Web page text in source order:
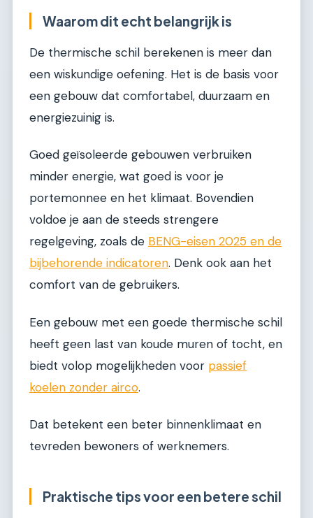
Waarom dit echt belangrijk is
De thermische schil berekenen is meer dan
een wiskundige oefening. Het is de basis voor
een gebouw dat comfortabel, duurzaam en
energiezuinig is.
Goed geïsoleerde gebouwen verbruiken
minder energie, wat goed is voor je
portemonnee en het klimaat. Bovendien
voldoe je aan de steeds strengere
regelgeving, zoals de BENG-eisen 2025 en de
bijbehorende indicatoren. Denk ook aan het
comfort van de gebruikers.
Een gebouw met een goede thermische schil
heeft geen last van koude muren of tocht, en
biedt volop mogelijkheden voor passief
koelen zonder airco.
Dat betekent een beter binnenklimaat en
tevreden bewoners of werknemers.
Praktische tips voor een betere schil